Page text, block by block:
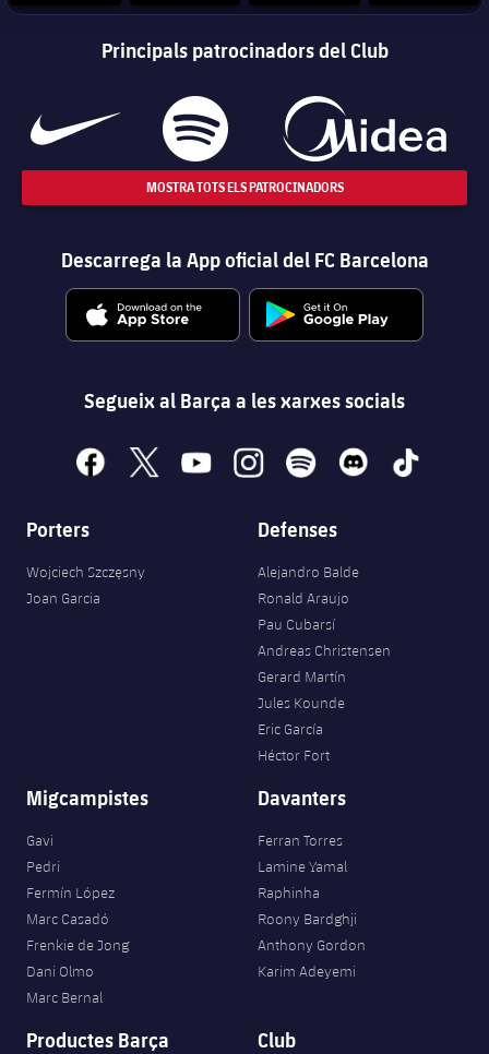
Principals patrocinadors del Club
MOSTRA TOTS ELS PATROCINADORS
Descarrega la App oficial del FC Barcelona
Segueix al Barça a les xarxes socials
facebook
x youtubeinstagramspotify discord tiktok
Porters
Wojciech Szczęsny
Joan Garcia
Defenses
Alejandro Balde
Ronald Araujo
Pau Cubarsí
Andreas Christensen
Gerard Martín
Jules Kounde
Eric García
Héctor Fort
Migcampistes
Gavi
Pedri
Fermín López
Marc Casadó
Frenkie de Jong
Dani Olmo
Marc Bernal
Davanters
Ferran Torres
Lamine Yamal
Raphinha
Roony Bardghji
Anthony Gordon
Karim Adeyemi
Productes Barça Club